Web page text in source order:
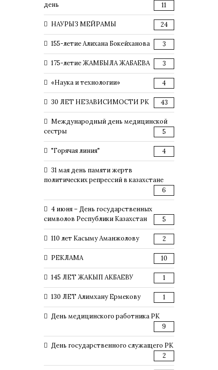
день
11
НАУРЫЗ МЕЙРАМЫ 24
155-летие Алихана Бокейханова 3
175-летие ЖАМБЫЛА ЖАБАЕВА 3
«Наука и технологии» 4
30 ЛЕТ НЕЗАВИСИМОСТИ РК 43
Международный день медицинской
сестры
5
"Горячая линия" 4
31 мая день памяти жертв
политических репрессий в казахстане
6
4 июня – День государственных
символов Республики Казахстан
5
110 лет Касыму Аманжолову 2
РЕКЛАМА 10
145 ЛЕТ ЖАКЫП АКБАЕВУ 1
130 ЛЕТ Алимхану Ермекову 1
День медицинского работника РК
9
День государственного служащего РК
2